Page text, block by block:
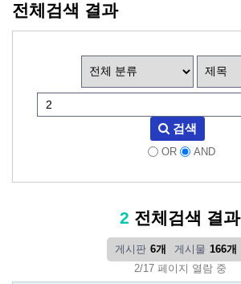
전체검색 결과
검색
OR AND
2 전체검색 결과
게시판 6개 게시물 166개
2/17 페이지 열람 중